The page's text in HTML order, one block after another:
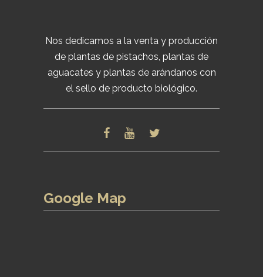
Nos dedicamos a la venta y producción
de plantas de pistachos, plantas de
aguacates y plantas de arándanos con
el sello de producto biológico.
Google Map